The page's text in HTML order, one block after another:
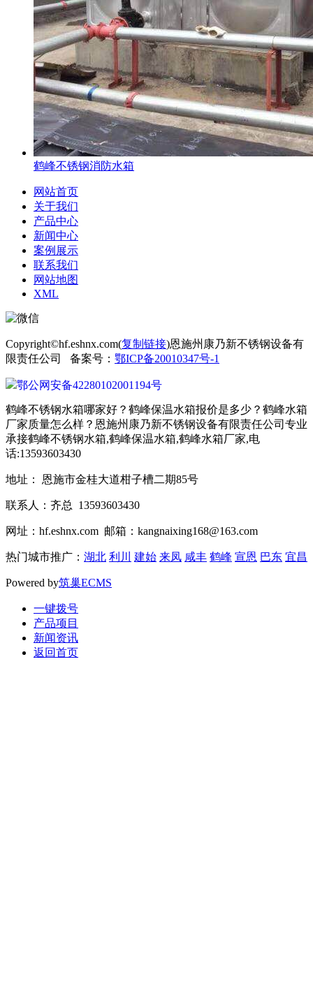
鹤峰不锈钢消防水箱
网站首页
关于我们
产品中心
新闻中心
案例展示
联系我们
网站地图
XML
Copyright©hf.eshnx.com(复制链接)恩施州康乃新不锈钢设备有
限责任公司 备案号： 鄂ICP备20010347号-1
鄂公网安备42280102001194号
鹤峰不锈钢水箱哪家好？鹤峰保温水箱报价是多少？鹤峰水箱
厂家质量怎么样？恩施州康乃新不锈钢设备有限责任公司专业
承接鹤峰不锈钢水箱,鹤峰保温水箱,鹤峰水箱厂家,电
话:13593603430
地址： 恩施市金桂大道柑子槽二期85号
联系人：齐总 13593603430
网址：hf.eshnx.com 邮箱：kangnaixing168@163.com
热门城市推广： 湖北 利川 建始 来凤 咸丰 鹤峰 宣恩 巴东 宜昌
Powered by筑巢ECMS
一键拨号
产品项目
新闻资讯
返回首页